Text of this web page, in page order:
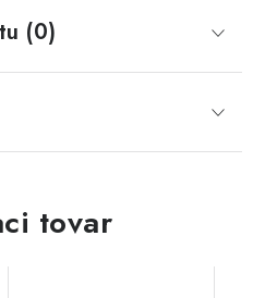
(0)
tovar